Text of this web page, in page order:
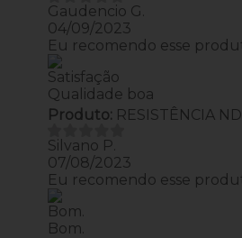
Gaudencio G.
04/09/2023
Eu recomendo esse
Satisfação
Qualidade boa
Produto: RESISTÊNCIA
Silvano P.
07/08/2023
Eu recomendo esse
Bom.
Bom.